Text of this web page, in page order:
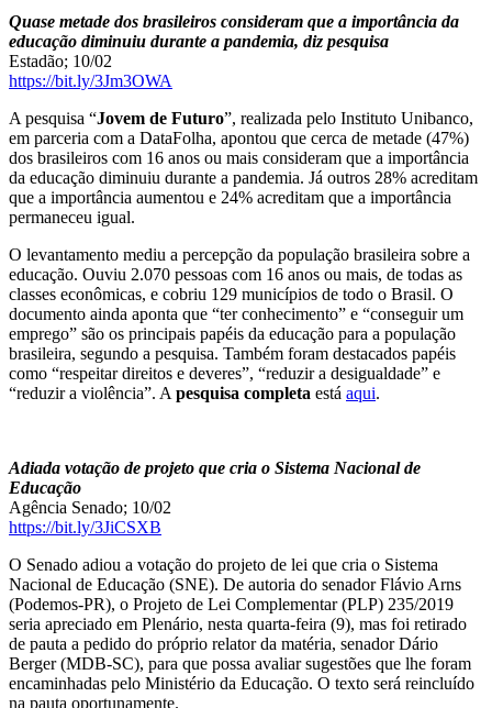
Quase metade dos brasileiros consideram que a importância da
educação diminuiu durante a pandemia, diz pesquisa
Estadão; 10/02
https://bit.ly/3Jm3OWA
A pesquisa “Jovem de Futuro”, realizada pelo Instituto Unibanco,
em parceria com a DataFolha, apontou que cerca de metade (47%)
dos brasileiros com 16 anos ou mais consideram que a importância
da educação diminuiu durante a pandemia. Já outros 28% acreditam
que a importância aumentou e 24% acreditam que a importância
permaneceu igual.
O levantamento mediu a percepção da população brasileira sobre a
educação. Ouviu 2.070 pessoas com 16 anos ou mais, de todas as
classes econômicas, e cobriu 129 municípios de todo o Brasil. O
documento ainda aponta que “ter conhecimento” e “conseguir um
emprego” são os principais papéis da educação para a população
brasileira, segundo a pesquisa. Também foram destacados papéis
como “respeitar direitos e deveres”, “reduzir a desigualdade” e
“reduzir a violência”. A pesquisa completa está aqui.
Adiada votação de projeto que cria o Sistema Nacional de
Educação
Agência Senado; 10/02
https://bit.ly/3JiCSXB
O Senado adiou a votação do projeto de lei que cria o Sistema
Nacional de Educação (SNE). De autoria do senador Flávio Arns
(Podemos-PR), o Projeto de Lei Complementar (PLP) 235/2019
seria apreciado em Plenário, nesta quarta-feira (9), mas foi retirado
de pauta a pedido do próprio relator da matéria, senador Dário
Berger (MDB-SC), para que possa avaliar sugestões que lhe foram
encaminhadas pelo Ministério da Educação. O texto será reincluído
na pauta oportunamente.